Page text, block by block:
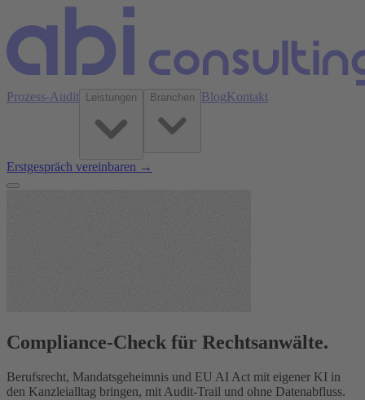
Prozess-Audit Leistungen Branchen BlogKontakt
Erstgespräch vereinbaren →
Compliance-Check für Rechtsanwälte.
Berufsrecht, Mandatsgeheimnis und EU AI Act mit eigener KI in
den Kanzleialltag bringen, mit Audit-Trail und ohne Datenabfluss.